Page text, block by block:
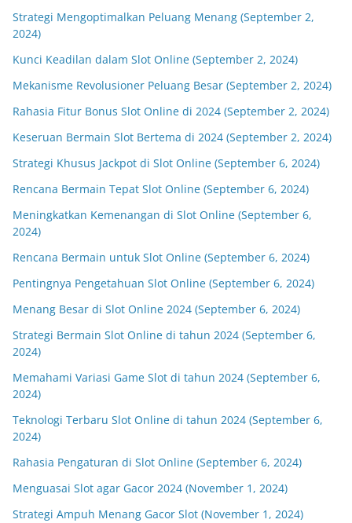
Strategi Mengoptimalkan Peluang Menang (September 2,
2024)
Kunci Keadilan dalam Slot Online (September 2, 2024)
Mekanisme Revolusioner Peluang Besar (September 2, 2024)
Rahasia Fitur Bonus Slot Online di 2024 (September 2, 2024)
Keseruan Bermain Slot Bertema di 2024 (September 2, 2024)
Strategi Khusus Jackpot di Slot Online (September 6, 2024)
Rencana Bermain Tepat Slot Online (September 6, 2024)
Meningkatkan Kemenangan di Slot Online (September 6,
2024)
Rencana Bermain untuk Slot Online (September 6, 2024)
Pentingnya Pengetahuan Slot Online (September 6, 2024)
Menang Besar di Slot Online 2024 (September 6, 2024)
Strategi Bermain Slot Online di tahun 2024 (September 6,
2024)
Memahami Variasi Game Slot di tahun 2024 (September 6,
2024)
Teknologi Terbaru Slot Online di tahun 2024 (September 6,
2024)
Rahasia Pengaturan di Slot Online (September 6, 2024)
Menguasai Slot agar Gacor 2024 (November 1, 2024)
Strategi Ampuh Menang Gacor Slot (November 1, 2024)